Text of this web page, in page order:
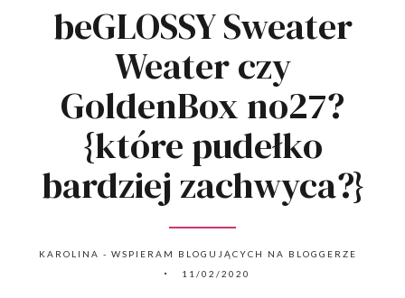
beGLOSSY Sweater
Weater czy
GoldenBox no27?
{które pudełko
bardziej zachwyca?}
KAROLINA - WSPIERAM BLOGUJĄCYCH NA BLOGGERZE
11/02/2020